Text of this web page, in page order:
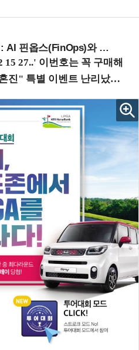
와 토큰 거버넌스 (8/21 잠실역)